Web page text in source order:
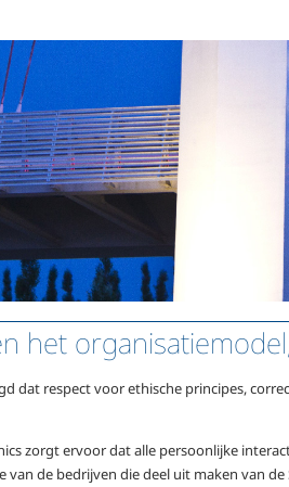
het
dat respect voor ethische principes,
zorgt ervoor dat alle persoonlijke
de bedrijven die deel uit maken van